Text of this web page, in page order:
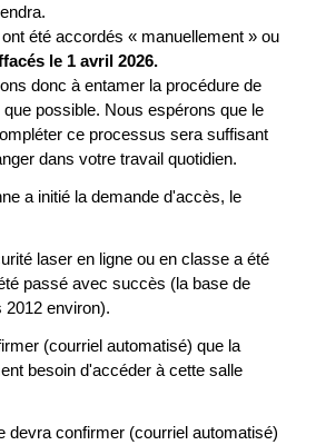
été accordés « manuellement » ou
le 1 avril 2026.
donc à entamer la procédure de
possible. Nous espérons que le
ce processus sera suffisant
dans votre travail quotidien.
a initié la demande d'accès, le
laser en ligne ou en classe a été
passé avec succès (la base de
2012 environ).
(courriel automatisé) que la
besoin d'accéder à cette salle
devra confirmer (courriel automatisé)